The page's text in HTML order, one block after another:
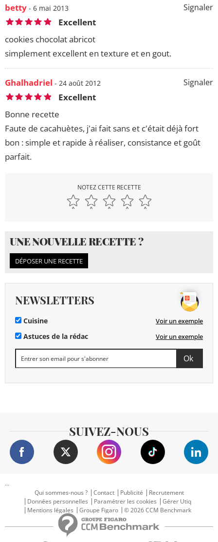
Signaler
betty - 6 mai 2013
Excellent
cookies chocolat abricot
simplement excellent en texture et en gout.
Signaler
Ghalhadriel - 24 août 2012
Excellent
Bonne recette
Faute de cacahuètes, j'ai fait sans et c'était déjà fort
bon : simple et rapide à réaliser, consistance et goût
parfait.
NOTEZ CETTE RECETTE
UNE NOUVELLE RECETTE ?
DÉPOSER UNE RECETTE
NEWSLETTERS
Cuisine Voir un exemple
Astuces de la rédac Voir un exemple
SUIVEZ-NOUS
...
Qui sommes-nous ?
Contact Publicité
Recrutement
Données personnelles
Paramétrer les cookies
Gérer Utiq
Mentions légales
Groupe Figaro © 2026 CCM Benchmark